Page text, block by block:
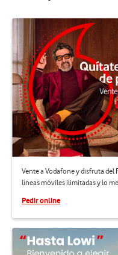
Vente a Vodafone y disfruta
líneas móviles ilimitadas y lo
Pedir online